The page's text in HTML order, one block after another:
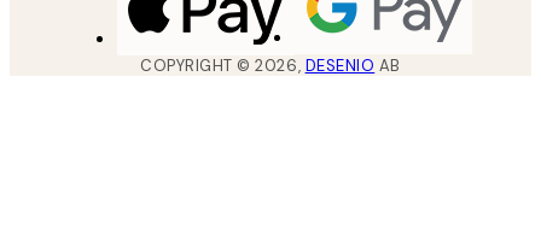
COPYRIGHT ©2026, DESENIO AB